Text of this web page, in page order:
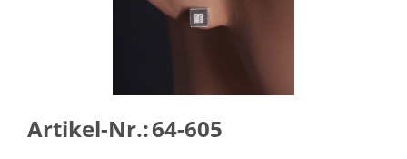
Artikel-Nr.:64-605